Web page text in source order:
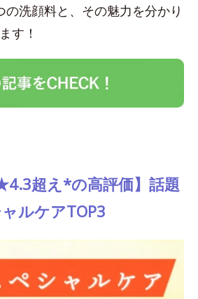
洗顔料と、その魅力を分かり
す！
超え*の高評価】話題
ルケアTOP3